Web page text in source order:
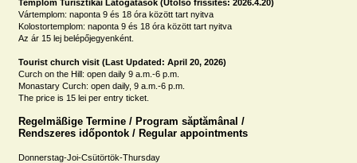
Templom Turisztikai Látogatások (Utolsó frissítés: 2026.4.20)
Vártemplom: naponta 9 és 18 óra között tart nyitva
Kolostortemplom: naponta 9 és 18 óra között tart nyitva
Az ár 15 lej belépőjegyenként.
Tourist church visit (Last Updated: April 20, 2026)
Curch on the Hill: open daily 9 a.m.-6 p.m.
Monastary Curch: open daily, 9 a.m.-6 p.m.
The price is 15 lei per entry ticket.
Regelmäßige Termine / Program săptămânal /
Rendszeres időpontok / Regular appointments
Donnerstag-Joi-Csütörtök-Thursday